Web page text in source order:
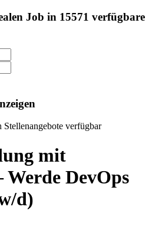
Job in 15571 verfügbare
verfügbar
mit
Werde DevOps
d)